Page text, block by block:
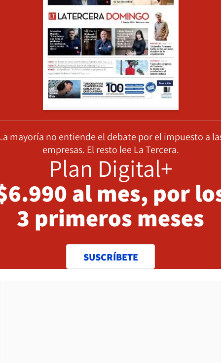
mayoría no entiende el debate por el impuesto a
empresas. El resto lee La Tercera.
Plan Digital+
al mes, por
3 primeros meses
SUSCRÍBETE